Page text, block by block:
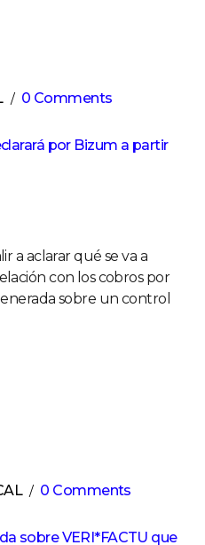
0 Comments
por Bizum a partir
a aclarar qué se va a
con los cobros por
sobre un control
0 Comments
sobre VERI*FACTU que